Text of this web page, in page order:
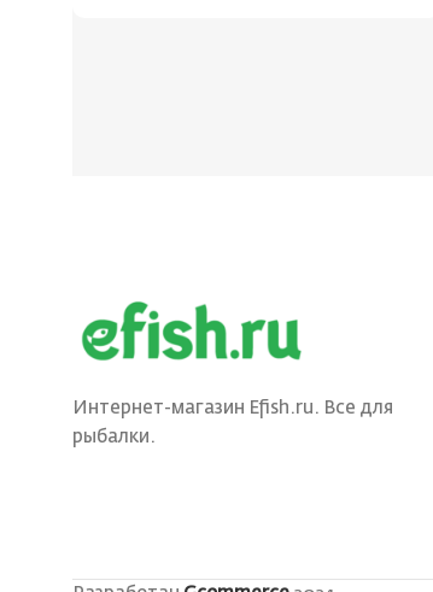
Интернет-магазин Efish.ru. Все для
рыбалки.